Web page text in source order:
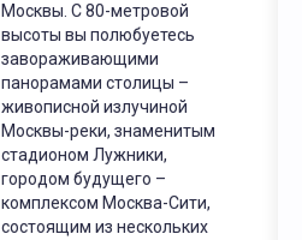
Москвы. С 80-метровой
высоты вы полюбуетесь
завораживающими
панорамами столицы –
живописной излучиной
Москвы-реки, знаменитым
стадионом Лужники,
городом будущего –
комплексом Москва-Сити,
состоящим из нескольких